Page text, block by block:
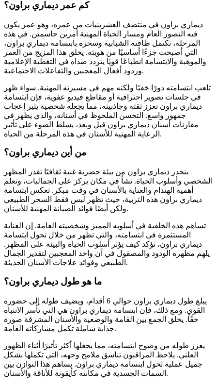
كم عمر ديماري براون؟
ديماري براون في منتصف العشرينيات من عمره، وهو عمر يكون
فيه التصور العام ومسار الحياة المهنية أمرين حاسمين. في هذه
المرحلة، تكتمل طاقته الشبابية وسحره بابتسامة ديماري براون،
التي أصبحت جزءًا أساسيًا من هويته. يخلق هذا المزيج من العمر
والموهبة والابتسامة انطباعًا قويًا يتردد صداه في التغطية الإعلامية
وردود أفعال المعجبين والتفاعلات الاجتماعية.
تلعب ابتسامته دورًا خفيًا ولكنه مهم في مسيرته المهنية. سواء ظهر
في جلسات تصوير احترافية أو مقاطع فيديو عفوية، فإن ابتسامة
ديماري براون تعزز ثقته وجاذبيته، مما يجعله شخصية يثير إعجاب
جمهور واسع. التحسن الملحوظ في أسنانه، والذي يظهر في
مقارنات أسنان ديماري براون قبل وبعد، يسلط الضوء على تأثير
الرعاية المهنية للأسنان في هذه المرحلة من الحياة.
من أين ديماري براون؟
ينحدر ديماري براون من بيئة حضرية غنية ثقافيًا تقدر المظهر
الشخصي وأسلوب الحياة. نشأ في مكان يركز على الجماليات، وتعلم
أهمية الهندام والعناية بالأسنان في وقت مبكر. تعكس ابتسامة
ديماري براون هذه التربية، حيث تظهر ليس فقط السحر الطبيعي
ولكن أيضًا فوائد الصيانة المهنية للأسنان.
تساهم هذه الخلفية في أسلوبه المميز وشخصيته العامة. إن العناية
المستثمرة في ابتسامته، والتي تظهر من خلال تحول ابتسامة
ديماري براون، تؤكد كيف يؤثر أسلوب الحياة والبيئة على المظهر.
يلهم مظهره الودود والمصقول في آن واحد المعجبين لتقدير الجمال
الطبيعي وفوائد علاجات الأسنان الحديثة.
ما هو طول ديماري براون؟
يبلغ طول ديماري براون حوالي 6 أقدام، ويضيف طوله إلى حضوره
القوي. ومع ذلك، فإن ابتسامة ديماري براون هي التي تأسر الانتباه
حقًا. يخلق الجمع بين القامة والوضعية والأسنان المشرقة صورة
جذابة شاملة تكمل مشاركاته العامة.
يعزز طوله من وضوح ابتسامته، مما يجعلها أكثر تأثيرًا أثناء الظهور
العلني. يلاحظ المراقبون تناسق ملامح وجهه، التي تكملها بشكل
جميل عملية تحول ابتسامة ديماري براون. يساهم هذا التوازن بين
السمات الجسدية في مكانته كأيقونة للأناقة والأسنان.